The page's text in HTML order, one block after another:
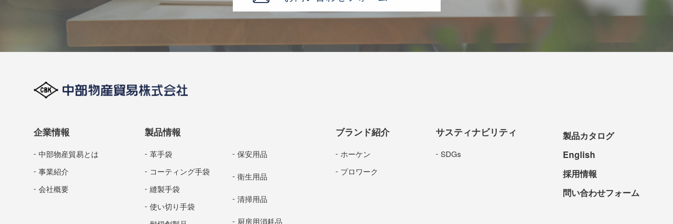
企業情報
中部物産貿易とは
事業紹介
会社概要
製品情報
革手袋
コーティング手袋
縫製手袋
使い切り手袋
保安用品
衛生用品
清掃用品
厨房用消耗品
ブランド紹介
ホーケン
プロワーク
サスティナビリティ
SDGs
製品カタログ
English
採用情報
問い合わせフォーム